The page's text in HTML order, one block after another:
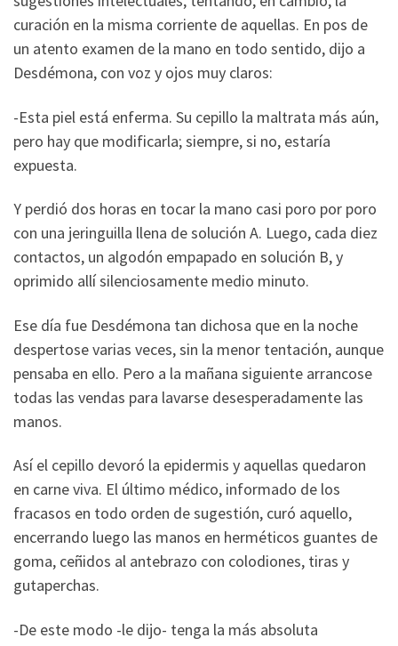
curación en la misma corriente de aquellas. En pos de
un atento examen de la mano en todo sentido, dijo a
Desdémona, con voz y ojos muy claros:
-Esta piel está enferma. Su cepillo la maltrata más aún,
pero hay que modificarla; siempre, si no, estaría
expuesta.
Y perdió dos horas en tocar la mano casi poro por poro
con una jeringuilla llena de solución A. Luego, cada diez
contactos, un algodón empapado en solución B, y
oprimido allí silenciosamente medio minuto.
Ese día fue Desdémona tan dichosa que en la noche
despertose varias veces, sin la menor tentación, aunque
pensaba en ello. Pero a la mañana siguiente arrancose
todas las vendas para lavarse desesperadamente las
manos.
Así el cepillo devoró la epidermis y aquellas quedaron
en carne viva. El último médico, informado de los
fracasos en todo orden de sugestión, curó aquello,
encerrando luego las manos en herméticos guantes de
goma, ceñidos al antebrazo con colodiones, tiras y
gutaperchas.
-De este modo -le dijo- tenga la más absoluta